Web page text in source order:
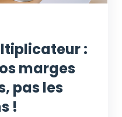
:
marges
pas les
!